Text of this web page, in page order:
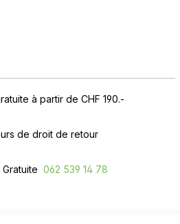
à partir de CHF 190.-
de droit de retour
062 539 14 78